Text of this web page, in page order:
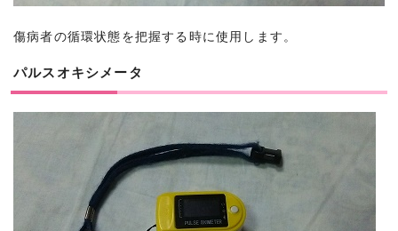
傷病者の循環状態を把握する時に使用します。
パルスオキシメータ